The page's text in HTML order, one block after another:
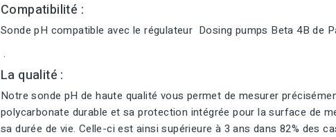
Compatibilité :
Sonde pH compatible avec le régulateur Dosing pumps Beta 4B de
.
La qualité :
Notre sonde pH de haute qualité vous permet de mesurer
polycarbonate durable et sa protection intégrée pour la surface de
sa durée de vie. Celle-ci est ainsi supérieure à 3 ans dans 82% des